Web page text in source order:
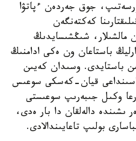
جوق جەردەن ءپاتۋا
كەكتەنگەن
مالشىلار، شىڭشىسايدىڭ
باستاعان ون ەكى ادامنىڭ
باستايدى. وسىدان كەيىن
قيان-كەسكى سوعىس
وكىل جىبەرىپ سوعىستى
ىشىندە دالەلقان دا بار ەدى،
بولىپ تاعايىندالادى.